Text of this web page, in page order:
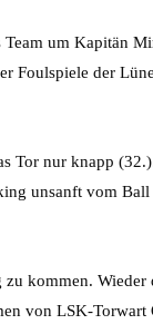
um Kapitän
Foulspiele der
Tor nur knapp
unsanft vom Ball
kommen. Wieder
von LSK-Torwart